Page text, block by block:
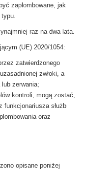
zaplombowane, jak
raz na dwa lata.
(UE) 2020/1054:
zatwierdzonego
zwłoki, a
zerwania;
kontroli, mogą zostać,
funkcjonariusza służb
oraz
opisane poniżej